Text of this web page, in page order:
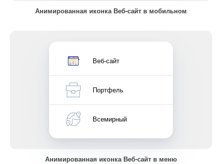
Анимированная иконка Веб-сайт в мобильном
Веб-сайт
Портфель
Всемирный
Анимированная иконка Веб-сайт в меню